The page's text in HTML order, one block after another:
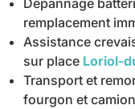
remplacement
Assistance
sur place Loriol-
Transport et
fourgon et